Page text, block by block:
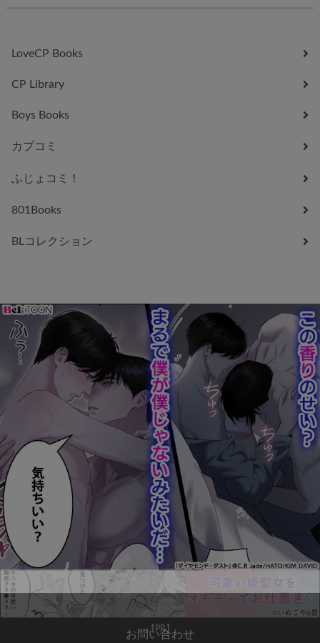
LoveCP Books
CP Library
Boys Books
カプコミ
ふじょコミ！
801Books
BLコレクション
お問い合わせ